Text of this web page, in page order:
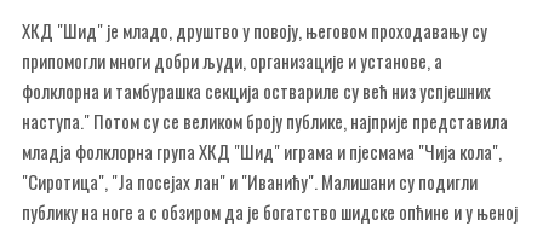
ХКД "Шид" је младо, друштво у повоју, његовом проходавању су
припомогли многи добри људи, организације и установе, а
фолклорна и тамбурашка секција оствариле су већ низ успјешних
наступа." Потом су се великом броју публике, најприје представила
младја фолклорна група ХКД "Шид" играма и пјесмама "Чија кола",
"Сиротица", "Ја посејах лан" и "Иванићу". Малишани су подигли
публику на ноге а с обзиром да је богатство шидске опћине и у њеној